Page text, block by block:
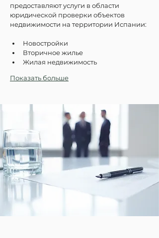
предоставляют услуги в области
юридической проверки объектов
недвижимости на территории Испании:
Новостройки
Вторичное жилье
Жилая недвижимость
Показать больше